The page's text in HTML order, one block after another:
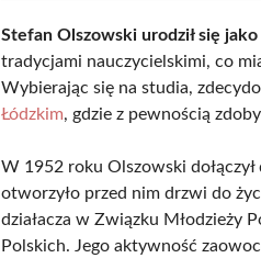
Stefan Olszowski urodził się
tradycjami nauczycielskimi, co
Wybierając się na studia,
Łódzkim, gdzie z pewnością
W 1952 roku Olszowski
otworzyło przed nim drzwi do
działacza w Związku Młodzieży
Polskich. Jego aktywność